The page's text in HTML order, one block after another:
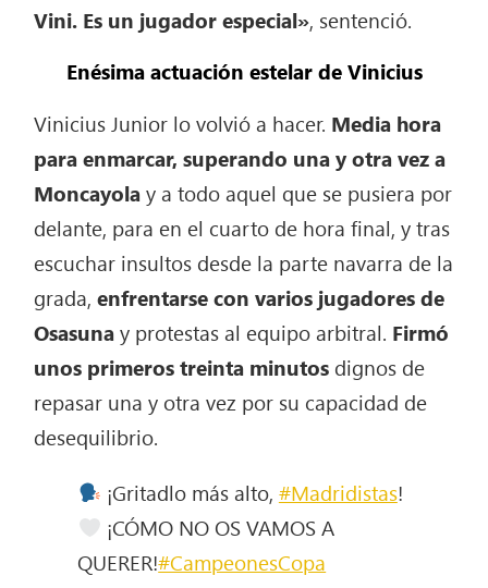
Vini. Es un jugador especial», sentenció.
Enésima actuación estelar de Vinicius
Vinicius Junior lo volvió a hacer. Media hora
para enmarcar, superando una y otra vez a
Moncayolay a todo aquel que se pusiera por
delante, para en el cuarto de hora final, y tras
escuchar insultos desde la parte navarra de la
grada,enfrentarse con varios jugadores de
Osasunay protestas al equipo arbitral. Firmó
unos primeros treinta minutos dignos de
repasar una y otra vez por su capacidad de
desequilibrio.
¡Gritadlo más alto, #Madridistas!
¡CÓMO NO OS VAMOS A
QUERER!#CampeonesCopa